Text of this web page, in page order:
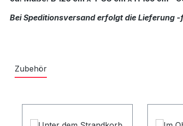
Bei Speditionsversand erfolgt die Lieferung
Zubehör